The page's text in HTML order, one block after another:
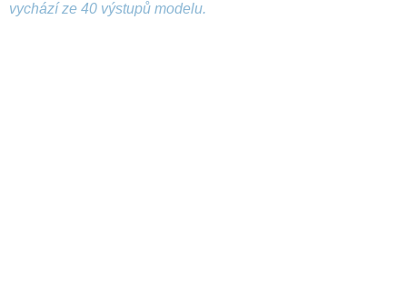
vychází ze 40 výstupů modelu.